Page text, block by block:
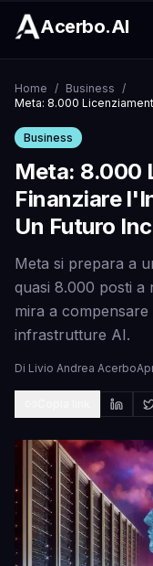
Acerbo.AI
Home / Business /
Business
Meta: 8.000
Finanziare
Un Futuro
Meta si prepara a
quasi 8.000 posti a
mira a
infrastrutture AI.
Di Livio Andrea Acerbo